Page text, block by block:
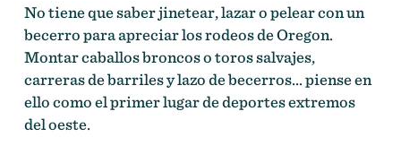
No tiene que saber jinetear, lazar o pelear con un
becerro para apreciar los rodeos de Oregon.
Montar caballos broncos o toros salvajes,
carreras de barriles y lazo de becerros… piense en
ello como el primer lugar de deportes extremos
del oeste.